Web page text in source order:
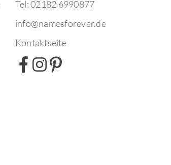
Tel: 02182 6990877
info@namesforever.de
Kontaktseite